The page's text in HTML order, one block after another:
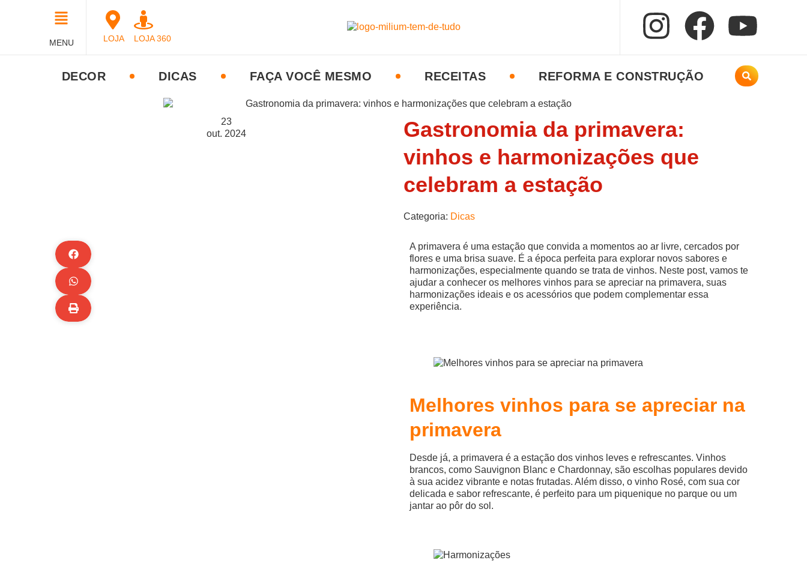
MENU LOJA LOJA 360
DECOR DICAS FAÇA VOCÊ MESMO RECEITAS REFORMA E CONSTRUÇÃO
23
out. 2024
Gastronomia da primavera:
vinhos e harmonizações que
celebram a estação
Categoria: Dicas
A primavera é uma estação que convida a momentos ao ar livre, cercados por
flores e uma brisa suave. É a época perfeita para explorar novos sabores e
harmonizações, especialmente quando se trata de vinhos. Neste post, vamos te
ajudar a conhecer os melhores vinhos para se apreciar na primavera, suas
harmonizações ideais e os acessórios que podem complementar essa
experiência.
Melhores vinhos para se apreciar na
primavera
Desde já, a primavera é a estação dos vinhos leves e refrescantes. Vinhos
brancos, como Sauvignon Blanc e Chardonnay, são escolhas populares devido
à sua acidez vibrante e notas frutadas. Além disso, o vinho Rosé, com sua cor
delicada e sabor refrescante, é perfeito para um piquenique no parque ou um
jantar ao pôr do sol.